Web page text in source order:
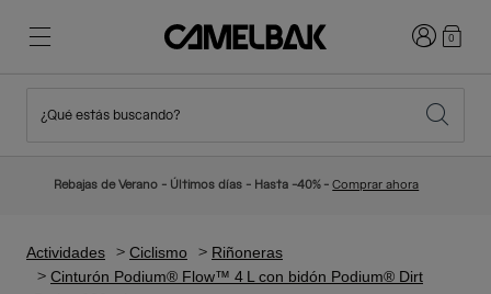
Novedades
Iniciar0
¿Qué estás buscando?
Rebajas de Verano - Últimos días - Hasta -40% -Comprar ahora
Actividades Ciclismo
Riñoneras
Cinturón Podium® Flow™ 4 L con bidón Podium® Dirt